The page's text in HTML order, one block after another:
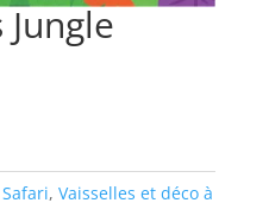
, Vaisselles et déco à